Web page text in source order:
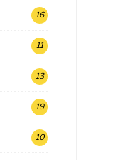
16
11
13
19
10